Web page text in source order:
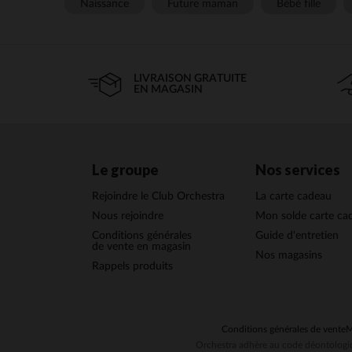
LIVRAISON GRATUITE
EN MAGASIN
Le groupe
Rejoindre le Club Orchestra
Nous rejoindre
Conditions générales
de vente en magasin
Rappels produits
Nos services
La carte cadeau
Mon solde carte
Guide d'entretien
Nos magasins
Conditions générales de vente